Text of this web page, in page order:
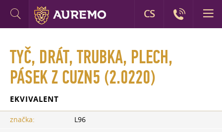
TYČ, DRÁT, TRUBKA, PLECH,
PÁSEK Z CUZN5 (2.0220)
EKVIVALENT
značka:
L96
CS